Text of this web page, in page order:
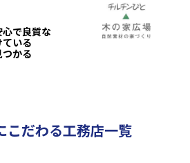
で良質な
いる
かる
こだわる工務店一覧